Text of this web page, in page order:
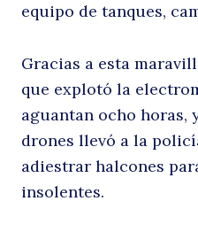
Buscar
equipo de tanques,
Gracias a esta
que explotó la
aguantan ocho horas,
drones llevó a la
adiestrar halcones
insolentes.